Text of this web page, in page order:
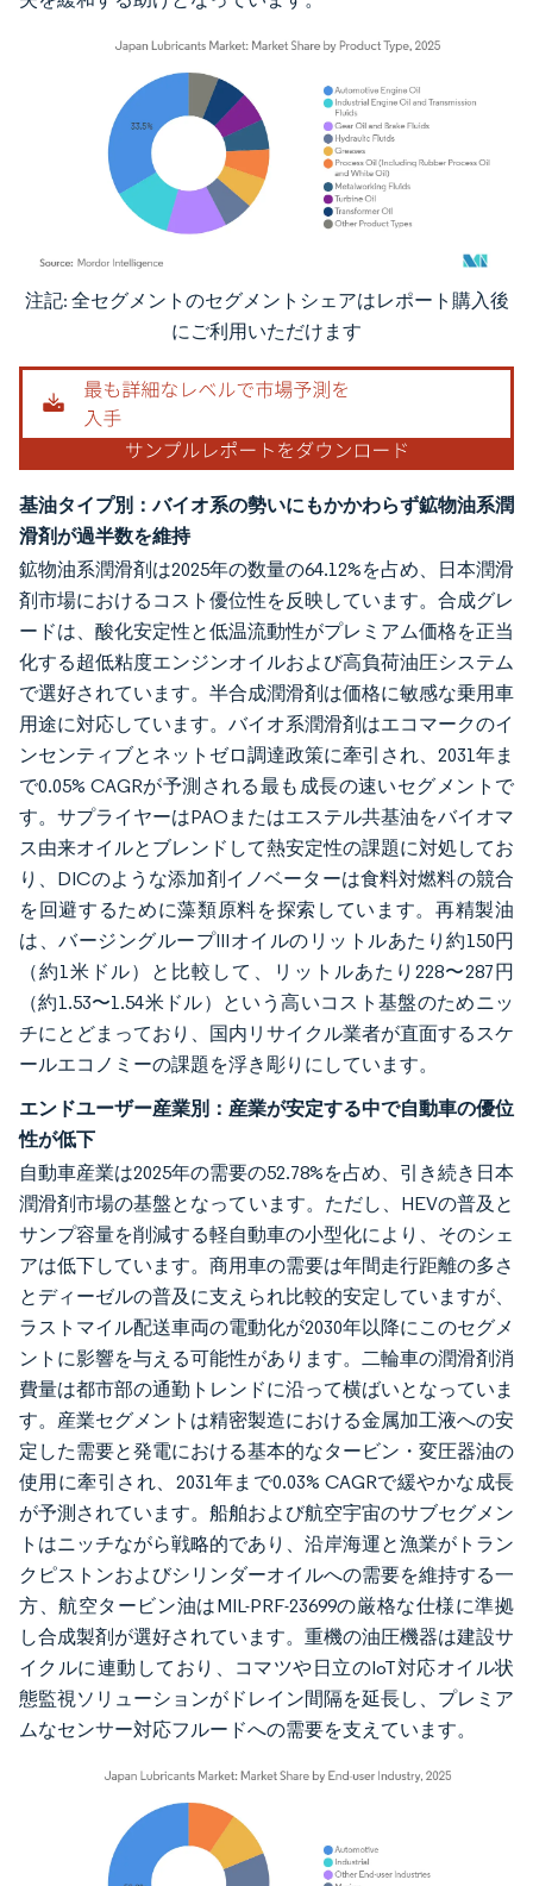
画像 © Mordor Intelligence。再利用にはCC BY 4.0の表示が必要です。
注記: 全セグメントのセグメントシェアはレポート購入後
にご利用いただけます
基油タイプ別：バイオ系の勢いにもかかわらず鉱物油系潤
滑剤が過半数を維持
鉱物油系潤滑剤は2025年の数量の64.12%を占め、日本潤滑
剤市場におけるコスト優位性を反映しています。合成グレ
ードは、酸化安定性と低温流動性がプレミアム価格を正当
化する超低粘度エンジンオイルおよび高負荷油圧システム
で選好されています。半合成潤滑剤は価格に敏感な乗用車
用途に対応しています。バイオ系潤滑剤はエコマークのイ
ンセンティブとネットゼロ調達政策に牽引され、2031年ま
で0.05% CAGRが予測される最も成長の速いセグメントで
す。サプライヤーはPAOまたはエステル共基油をバイオマ
ス由来オイルとブレンドして熱安定性の課題に対処してお
り、DICのような添加剤イノベーターは食料対燃料の競合
を回避するために藻類原料を探索しています。再精製油
は、バージングループIIIオイルのリットルあたり約150円
（約1米ドル）と比較して、リットルあたり228〜287円
（約1.53〜1.54米ドル）という高いコスト基盤のためニッ
チにとどまっており、国内リサイクル業者が直面するスケ
ールエコノミーの課題を浮き彫りにしています。
エンドユーザー産業別：産業が安定する中で自動車の優位
性が低下
自動車産業は2025年の需要の52.78%を占め、引き続き日本
潤滑剤市場の基盤となっています。ただし、HEVの普及と
サンプ容量を削減する軽自動車の小型化により、そのシェ
アは低下しています。商用車の需要は年間走行距離の多さ
とディーゼルの普及に支えられ比較的安定していますが、
ラストマイル配送車両の電動化が2030年以降にこのセグメ
ントに影響を与える可能性があります。二輪車の潤滑剤消
費量は都市部の通勤トレンドに沿って横ばいとなっていま
す。産業セグメントは精密製造における金属加工液への安
定した需要と発電における基本的なタービン・変圧器油の
使用に牽引され、2031年まで0.03% CAGRで緩やかな成長
が予測されています。船舶および航空宇宙のサブセグメン
トはニッチながら戦略的であり、沿岸海運と漁業がトラン
クピストンおよびシリンダーオイルへの需要を維持する一
方、航空タービン油はMIL-PRF-23699の厳格な仕様に準拠
し合成製剤が選好されています。重機の油圧機器は建設サ
イクルに連動しており、コマツや日立のIoT対応オイル状
態監視ソリューションがドレイン間隔を延長し、プレミア
ムなセンサー対応フルードへの需要を支えています。